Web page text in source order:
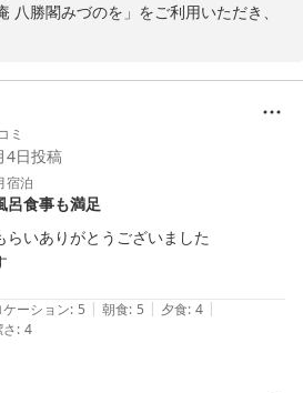
八勝閣みづのを」をご利用いただき、
。また、ご宿泊後の温かいご感想と貴
の景色をご堪能いただけたとのこと、
。スタッフの接客対応につきましても
言葉をいただき、大変励みになりま
温かみのあるおもてなしを今後も大切
た際の川虫に関しまして、大自然に囲
立地ゆえではございますが、ご不便を
また、露天風呂の温度につきまして
適にお楽しみいただけるよう、日々の
だきます。
ミ
4日投稿
宿泊
呂食事も満足
いありがとうございました
ケーション: 5 | 朝食: 5 | 夕食: 4 |
: 4